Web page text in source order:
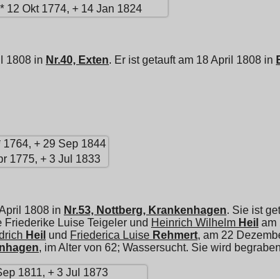
* 12 Okt 1774, + 14 Jan 1824
1808 in Nr.40, Exten. Er ist getauft am 18 April 1808 in
1764, + 29 Sep 1844
1775, + 3 Jul 1833
1808 in Nr.53, Nottberg, Krankenhagen. Sie ist
Luise Teigeler und Heinrich Wilhelm Heil am
Heil und Friederica Luise Rehmert, am 22
, im Alter von 62; Wassersucht. Sie wird
1811, + 3 Jul 1873